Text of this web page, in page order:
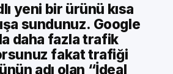
yeni bir ürünü kısa
sundunuz. Google
daha fazla trafik
fakat trafiği
adı olan “İdeal